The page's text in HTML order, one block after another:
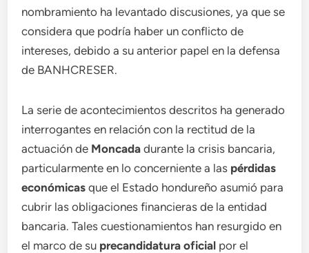
nombramiento ha levantado discusiones, ya que se
considera que podría haber un conflicto de
intereses, debido a su anterior papel en la defensa
de BANHCRESER.
La serie de acontecimientos descritos ha generado
interrogantes en relación con la rectitud de la
actuación de Moncada durante la crisis bancaria,
particularmente en lo concerniente a las pérdidas
económicas que el Estado hondureño asumió para
cubrir las obligaciones financieras de la entidad
bancaria. Tales cuestionamientos han resurgido en
el marco de su precandidatura oficial por el